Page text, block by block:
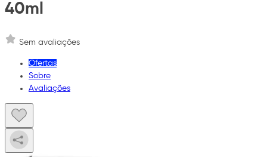
40ml
Sem avaliações
Ofertas
Sobre
Avaliações